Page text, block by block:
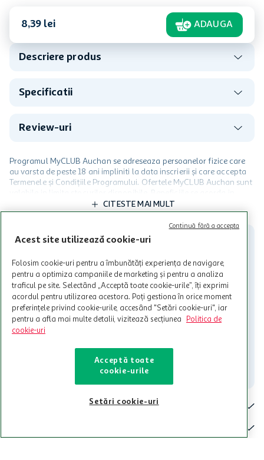
8,39 lei ADAUGA
Descriere produs
Specificatii
Review-uri
Programul MyCLUB Auchan se adreseaza persoanelor fizice care
au varsta de peste 18 ani impliniti la data inscrierii și care accepta
Termenele și Condițiile Programului. Ofertele MyCLUB Auchan sunt
valabile in limita stocurilor disponibile. Beneficiile se acorda in
limita a 12 unitati / card client o singura data in perioada promotiei.
Cardul poate fi utilizat doar in legatura cu magazinele Auchan
participante și pentru acțiuni promotionale indicate de Auchan si
nu poate fi utilizat in legatura cu alti comercianți sau pentru alte
care aceste este suspendat sau in perioada in care sunt efectuate
intretineri sau reparatii tehnice la sistemul de utilizarea al Cardului.
CITESTE MAI MULT
Contacteaza-ne!
Iti stam mereu la dispozitie.
Contact
Acest site utilizează cookie-uri
Folosim cookie-uri pentru a îmbunătăți experiența de navigare,
pentru a optimiza campaniile de marketing și pentru a analiza
traficul pe site. Selectând „Acceptă toate cookie-urile”, îți exprimi
acordul pentru utilizarea acestora. Poți gestiona în orice moment
preferințele privind cookie-urile, accesând "Setări cookie-uri", iar
pentru a afla mai multe detalii, vizitează secțiunea
Politica de
cookie-uri
Acceptă toate
cookie-urile
Setări cookie-uri
Continuă fără a accepta